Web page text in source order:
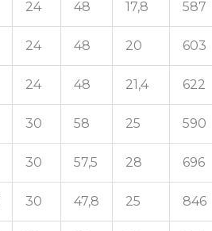
24 48 17,8 587
24 48 20 603
24 48 21,4 622
30 58 25 590
30 57,5 28 696
30 47,8 25 846